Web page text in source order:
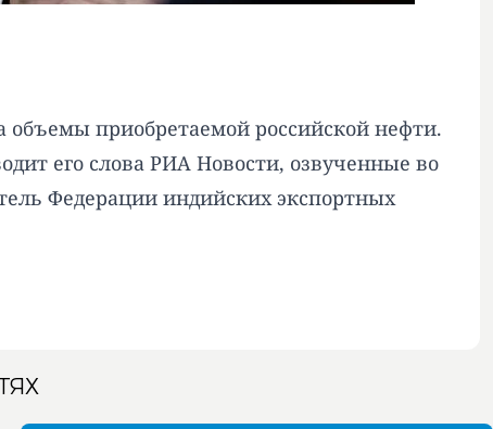
приобретаемой российской нефти.
его слова РИА Новости, озвученные во
Федерации индийских экспортных